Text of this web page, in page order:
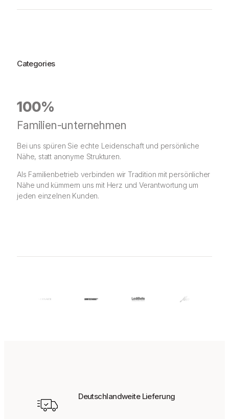
Categories
100%
Familien-unternehmen
Bei uns spüren Sie echte Leidenschaft und persönliche
Nähe, statt anonyme Strukturen.
Als Familienbetrieb verbinden wir Tradition mit persönlicher
Nähe und kümmern uns mit Herz und Verantwortung um
jeden einzelnen Kunden.
Deutschlandweite Lieferung